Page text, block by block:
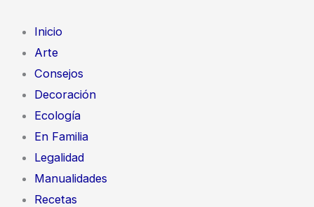
contenido
Inicio
Arte
Consejos
Decoración
Ecología
En Familia
Legalidad
Manualidades
Recetas